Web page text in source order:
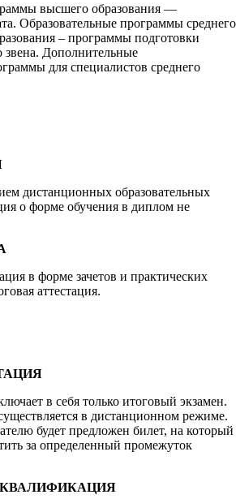
высшего образования —
Образовательные программы среднего
– программы подготовки
звена. Дополнительные
для специалистов среднего
дистанционных образовательных
о форме обучения в диплом не
в форме зачетов и практических
аттестация.
в себя только итоговый экзамен.
в дистанционном режиме.
будет предложен билет, на который
за определенный промежуток